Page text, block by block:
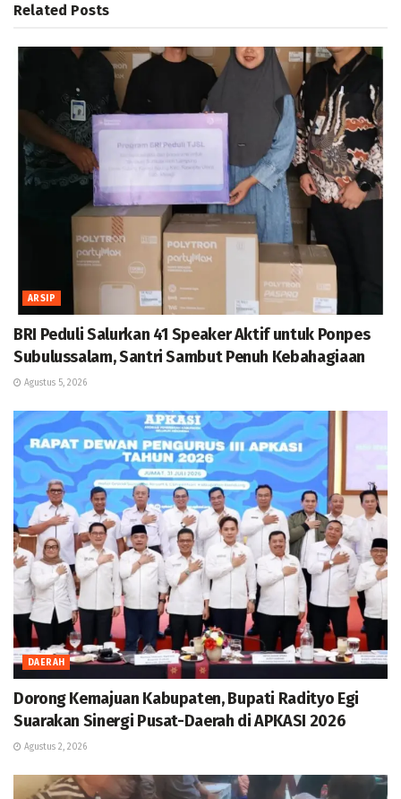
Related Posts
ARSIP
BRI Peduli Salurkan 41 Speaker Aktif untuk Ponpes
Subulussalam, Santri Sambut Penuh Kebahagiaan
Agustus 5, 2026
DAERAH
Dorong Kemajuan Kabupaten, Bupati Radityo Egi
Suarakan Sinergi Pusat-Daerah di APKASI 2026
Agustus 2, 2026